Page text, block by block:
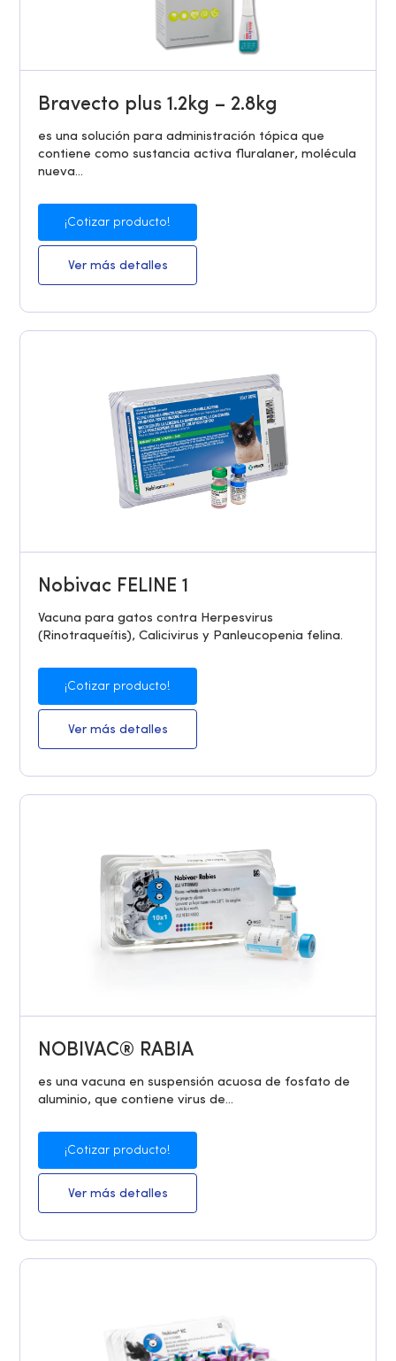
Bravecto plus 1.2kg – 2.8kg
es una solución para administración tópica que
contiene como sustancia activa fluralaner, molécula
nueva...
¡Cotizar producto!
Ver más detalles
Nobivac FELINE 1
Vacuna para gatos contra Herpesvirus
(Rinotraqueítis), Calicivirus y Panleucopenia felina.
¡Cotizar producto!
Ver más detalles
NOBIVAC® RABIA
es una vacuna en suspensión acuosa de fosfato de
aluminio, que contiene virus de...
¡Cotizar producto!
Ver más detalles